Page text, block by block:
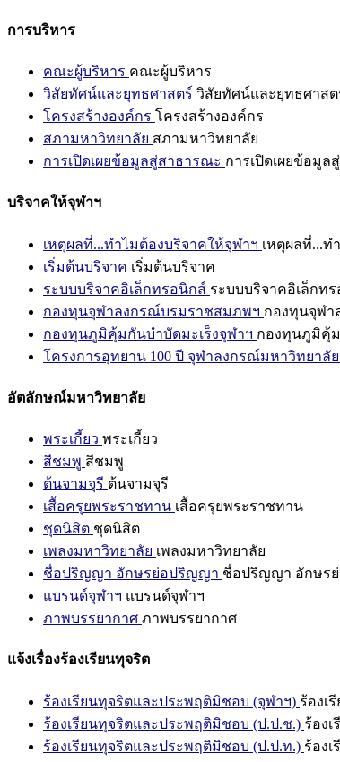
การบริหาร
คณะผู้บริหาร คณะผู้บริหาร
วิสัยทัศน์และยุทธศาสตร์ วิสัยทัศน์และยุทธศาสต
โครงสร้างองค์กร โครงสร้างองค์กร
สภามหาวิทยาลัย สภามหาวิทยาลัย
การเปิดเผยข้อมูลสู่สาธารณะ การเปิดเผยข้อมูล
บริจาคให้จุฬาฯ
เหตุผลที่...ทำไมต้องบริจาคให้จุฬาฯ เหตุผลที่...ท
เริ่มต้นบริจาค เริ่มต้นบริจาค
ระบบบริจาคอิเล็กทรอนิกส์ ระบบบริจาคอิเล็กท
กองทุนจุฬาลงกรณ์บรมราชสมภพฯ กองทุนจุฬ
กองทุนภูมิคุ้มกันบำบัดมะเร็งจุฬาฯ กองทุนภูมิคุ้ม
โครงการอุทยาน 100 ปี จุฬาลงกรณ์มหาวิทยาลัย
อัตลักษณ์มหาวิทยาลัย
พระเกี้ยว พระเกี้ยว
สีชมพู สีชมพู
ต้นจามจุรี ต้นจามจุรี
เสื้อครุยพระราชทาน เสื้อครุยพระราชทาน
ชุดนิสิต ชุดนิสิต
เพลงมหาวิทยาลัย เพลงมหาวิทยาลัย
ชื่อปริญญา อักษรย่อปริญญา ชื่อปริญญา อักษร
แบรนด์จุฬาฯ แบรนด์จุฬาฯ
ภาพบรรยากาศ ภาพบรรยากาศ
แจ้งเรื่องร้องเรียนทุจริต
ร้องเรียนทุจริตและประพฤติมิชอบ (จุฬาฯ) ร้องเ
ร้องเรียนทุจริตและประพฤติมิชอบ (ป.ป.ช.) ร้อง
ร้องเรียนทุจริตและประพฤติมิชอบ (ป.ป.ท.) ร้อง